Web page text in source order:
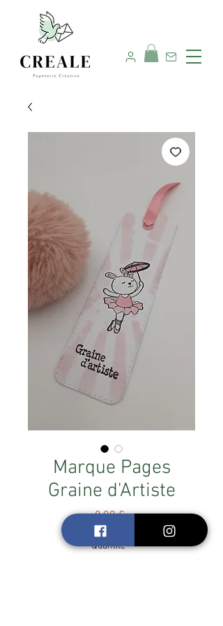
Marque Pages
Graine d'Artiste
8,00 €Prix
Quantité *